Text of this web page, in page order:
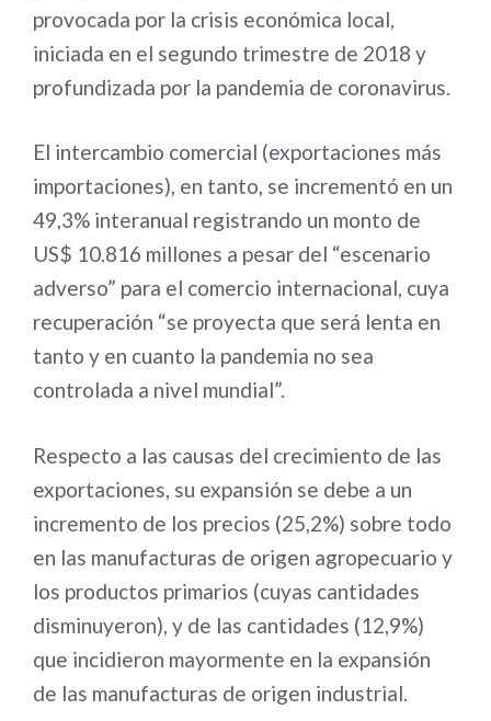
provocada por la crisis económica local,
iniciada en el segundo trimestre de 2018 y
profundizada por la pandemia de coronavirus.
El intercambio comercial (exportaciones más
importaciones), en tanto, se incrementó en un
49,3% interanual registrando un monto de
US$ 10.816 millones a pesar del “escenario
adverso” para el comercio internacional, cuya
recuperación “se proyecta que será lenta en
tanto y en cuanto la pandemia no sea
controlada a nivel mundial”.
Respecto a las causas del crecimiento de las
exportaciones, su expansión se debe a un
incremento de los precios (25,2%) sobre todo
en las manufacturas de origen agropecuario y
los productos primarios (cuyas cantidades
disminuyeron), y de las cantidades (12,9%)
que incidieron mayormente en la expansión
de las manufacturas de origen industrial.